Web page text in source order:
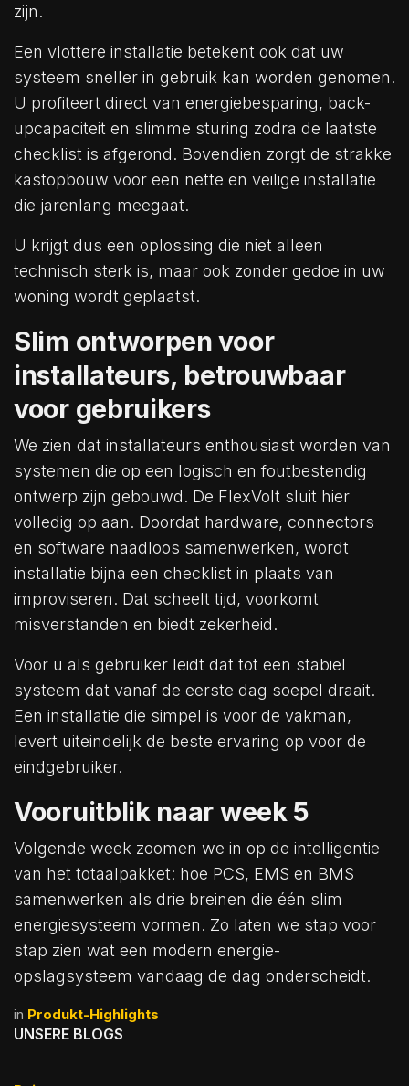
zijn.
Een vlottere installatie betekent ook dat uw
systeem sneller in gebruik kan worden genomen.
U profiteert direct van energiebesparing, back-
upcapaciteit en slimme sturing zodra de laatste
checklist is afgerond. Bovendien zorgt de strakke
kastopbouw voor een nette en veilige installatie
die jarenlang meegaat.
U krijgt dus een oplossing die niet alleen
technisch sterk is, maar ook zonder gedoe in uw
woning wordt geplaatst.
Slim ontworpen voor
installateurs, betrouwbaar
voor gebruikers
We zien dat installateurs enthousiast worden van
systemen die op een logisch en foutbestendig
ontwerp zijn gebouwd. De FlexVolt sluit hier
volledig op aan. Doordat hardware, connectors
en software naadloos samenwerken, wordt
installatie bijna een checklist in plaats van
improviseren. Dat scheelt tijd, voorkomt
misverstanden en biedt zekerheid.
Voor u als gebruiker leidt dat tot een stabiel
systeem dat vanaf de eerste dag soepel draait.
Een installatie die simpel is voor de vakman,
levert uiteindelijk de beste ervaring op voor de
eindgebruiker.
Vooruitblik naar week 5
Volgende week zoomen we in op de intelligentie
van het totaalpakket: hoe PCS, EMS en BMS
samenwerken als drie breinen die één slim
energiesysteem vormen. Zo laten we stap voor
stap zien wat een modern energie-
opslagsysteem vandaag de dag onderscheidt.
in Produkt-Highlights
UNSERE BLOGS